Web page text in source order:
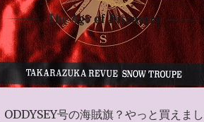
ODDYSEY号の海賊旗？やっと買えま